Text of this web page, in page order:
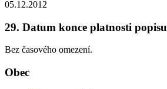
05.12.2012
29. Datum konce platnosti popisu
Bez časového omezení.
Obec